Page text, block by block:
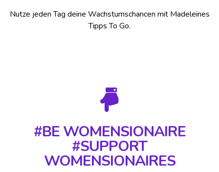
Nutze jeden Tag deine Wachstumschancen mit Madeleines
Tipps To Go.
#BE WOMENSIONAIRE
#SUPPORT
WOMENSIONAIRES